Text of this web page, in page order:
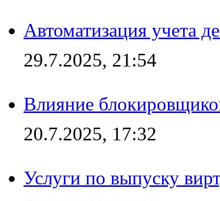
Автоматизация учета
29.7.2025, 21:54
Влияние
20.7.2025, 17:32
Услуги по выпуску